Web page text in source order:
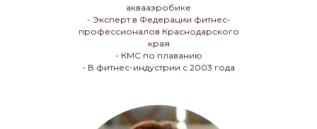
аквааэробике
- Эксперт в Федерации фитнес-
профессионалов Краснодарского
края
- КМС по плаванию
- В фитнес-индустрии с 2003 года